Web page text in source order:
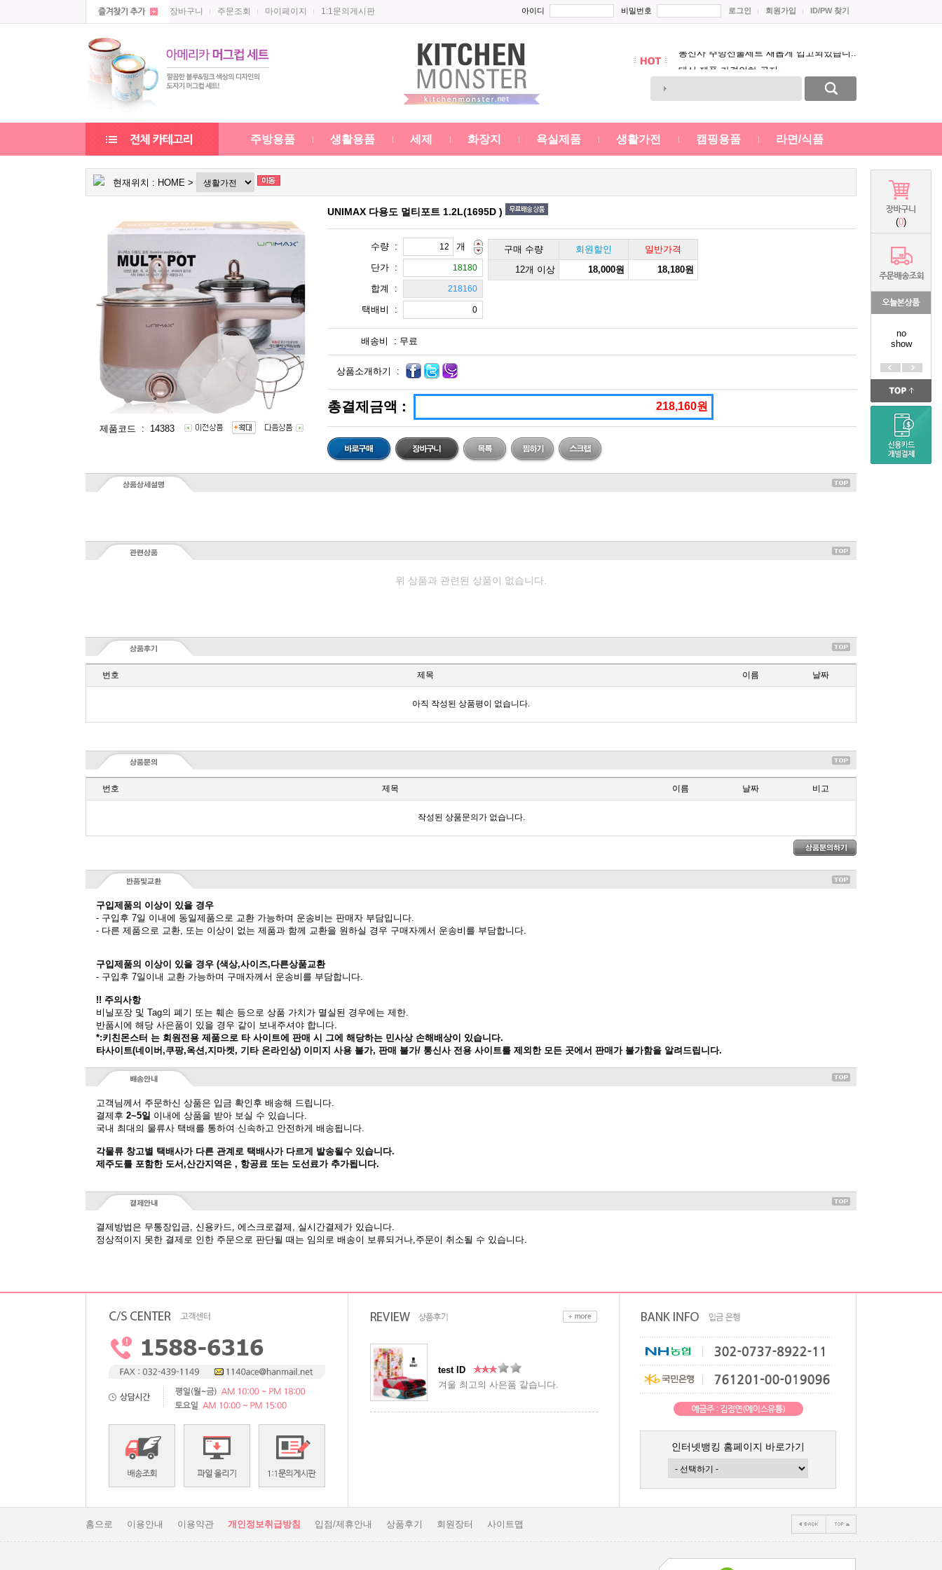
장바구니 주문조회 마이페이지 1:1문의게시판 아이디 비밀번호 로그인 회원가입 ID/PW 찾기
스테인레스 냄비 시리즈 새롭게 입고 되었..
각통신사별 전자레인지 전용 밀폐용기 출..
태산 제품 가격인하 공지~~
스테인레스 냄비 시리즈 새롭게 입고 되었..
주방용품 생활용품 세제 화장지 욕실제품 생활가전 캠핑용품 라면/식품
(0)
no
show
현재위치 : HOME >
제품코드 : 14383
UNIMAX 다용도 멀티포트 1.2L(1695D )
수량 :
개
단가 :
합계 :
택배비 :
구매 수량 회원할인
일반가격
12개 이상
18,000원 18,180원
배송비 : 무료
상품소개하기 :
총결제금액 : 218,160원
위 상품과 관련된 상품이 없습니다.
번호 제목 이름 날짜
아직 작성된 상품평이 없습니다.
번호 제목 이름 날짜 비고
작성된 상품문의가 없습니다.
구입제품의 이상이 있을 경우
- 구입후 7일 이내에 동일제품으로 교환 가능하며 운송비는 판매자 부담입니다.
- 다른 제품으로 교환, 또는 이상이 없는 제품과 함께 교환을 원하실 경우 구매자께서 운송비를 부담합니다.
구입제품의 이상이 있을 경우 (색상,사이즈,다른상품교환
- 구입후 7일이내 교환 가능하며 구매자께서 운송비를 부담합니다.
!! 주의사항
비닐포장 및 Tag의 폐기 또는 훼손 등으로 상품 가치가 멸실된 경우에는 제한.
반품시에 해당 사은품이 있을 경우 같이 보내주셔야 합니다.
*:키친몬스터 는 회원전용 제품으로 타 사이트에 판매 시 그에 해당하는 민사상 손해배상이 있습니다.
타사이트(네이버,쿠팡,옥션,지마켓, 기타 온라인상) 이미지 사용 불가, 판매 불가/ 통신사 전용 사이트를 제외한 모든 곳에서 판매가 불가함을 알려드립니다.
고객님께서 주문하신 상품은 입금 확인후 배송해 드립니다.
결제후 2~5일 이내에 상품을 받아 보실 수 있습니다.
국내 최대의 물류사 택배를 통하여 신속하고 안전하게 배송됩니다.
각물류 창고별 택배사가 다른 관계로 택배사가 다르게 발송될수 있습니다.
제주도를 포함한 도서,산간지역은 , 항공료 또는 도선료가 추가됩니다.
결제방법은 무통장입금, 신용카드, 에스크로결제, 실시간결제가 있습니다.
정상적이지 못한 결제로 인한 주문으로 판단될 때는 임의로 배송이 보류되거나,주문이 취소될 수 있습니다.
test ID
겨울 최고의 사은품 같습니다.
인터넷뱅킹 홈페이지 바로가기
홈으로 이용안내 이용약관 개인정보취급방침 입점/제휴안내 상품후기 회원장터 사이트맵